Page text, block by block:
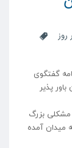
روز
گفتگوی
پذیر
مشکلی بزرگ
اظهار داشت: اگر مردم ایران در ۲۸ مرداد ۱۳۳۲ به میدان آمده